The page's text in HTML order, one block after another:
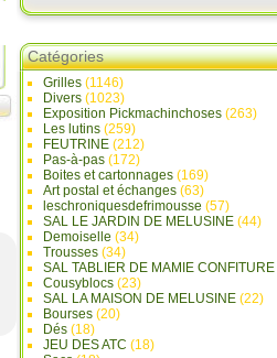
Catégories
Grilles (1146)
Divers (1023)
Exposition Pickmachinchoses (263)
Les lutins (259)
FEUTRINE (212)
Pas-à-pas (172)
Boites et cartonnages (169)
Art postal et échanges (63)
leschroniquesdefrimousse (57)
SAL LE JARDIN DE MELUSINE (44)
Demoiselle (34)
Trousses (34)
SAL TABLIER DE MAMIE CONFITURE
Cousyblocs (23)
SAL LA MAISON DE MELUSINE (22)
Bourses (20)
Dés (18)
JEU DES ATC (18)